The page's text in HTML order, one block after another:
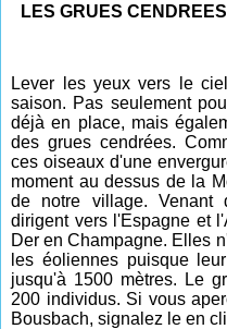
LES GRUES
Lever les yeux vers le
saison. Pas seulement
déjà en place, mais
des grues cendrées.
ces oiseaux d'une
moment au dessus de la
de notre village.
dirigent vers l'Espagne et
Der en Champagne. Elles
les éoliennes puisque
jusqu'à 1500 mètres. Le
200 individus. Si vous
Bousbach, signalez le en